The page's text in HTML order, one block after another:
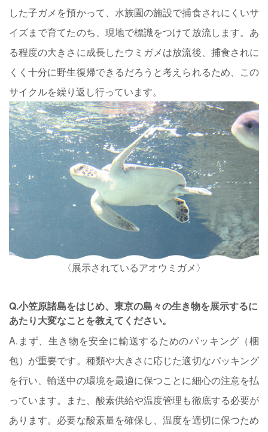
した子ガメを預かって、水族園の施設で捕食されにくいサ
イズまで育てたのち、現地で標識をつけて放流します。あ
る程度の大きさに成長したウミガメは放流後、捕食されに
くく十分に野生復帰できるだろうと考えられるため、この
サイクルを繰り返し行っています。
〈展示されているアオウミガメ〉
Q.小笠原諸島をはじめ、東京の島々の生き物を展示するに
あたり大変なことを教えてください。
A.まず、生き物を安全に輸送するためのパッキング（梱
包）が重要です。種類や大きさに応じた適切なパッキング
を行い、輸送中の環境を最適に保つことに細心の注意を払
っています。また、酸素供給や温度管理も徹底する必要が
あります。必要な酸素量を確保し、温度を適切に保つため